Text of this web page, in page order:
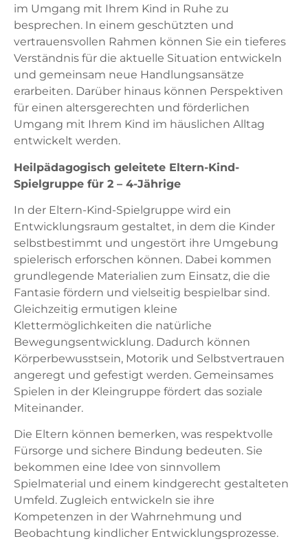
im Umgang mit Ihrem Kind in Ruhe zu
besprechen. In einem geschützten und
vertrauensvollen Rahmen können Sie ein tieferes
Verständnis für die aktuelle Situation entwickeln
und gemeinsam neue Handlungsansätze
erarbeiten. Darüber hinaus können Perspektiven
für einen altersgerechten und förderlichen
Umgang mit Ihrem Kind im häuslichen Alltag
entwickelt werden.
Heilpädagogisch geleitete Eltern-Kind-
Spielgruppe für 2 – 4-Jährige
In der Eltern-Kind-Spielgruppe wird ein
Entwicklungsraum gestaltet, in dem die Kinder
selbstbestimmt und ungestört ihre Umgebung
spielerisch erforschen können. Dabei kommen
grundlegende Materialien zum Einsatz, die die
Fantasie fördern und vielseitig bespielbar sind.
Gleichzeitig ermutigen kleine
Klettermöglichkeiten die natürliche
Bewegungsentwicklung. Dadurch können
Körperbewusstsein, Motorik und Selbstvertrauen
angeregt und gefestigt werden. Gemeinsames
Spielen in der Kleingruppe fördert das soziale
Miteinander.
Die Eltern können bemerken, was respektvolle
Fürsorge und sichere Bindung bedeuten. Sie
bekommen eine Idee von sinnvollem
Spielmaterial und einem kindgerecht gestalteten
Umfeld. Zugleich entwickeln sie ihre
Kompetenzen in der Wahrnehmung und
Beobachtung kindlicher Entwicklungsprozesse.